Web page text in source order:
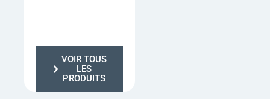
VOIR TOUS
LES
PRODUITS